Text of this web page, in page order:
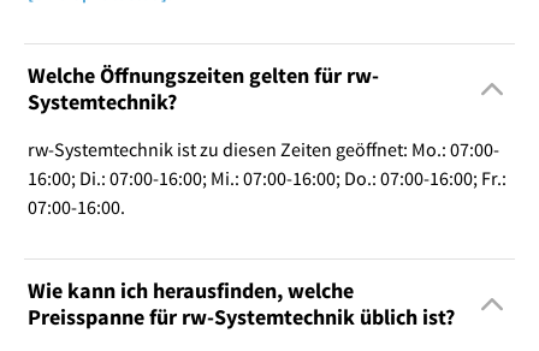
Welche Öffnungszeiten gelten für rw-
Systemtechnik?
rw-Systemtechnik ist zu diesen Zeiten geöffnet: Mo.: 07:00-
16:00; Di.: 07:00-16:00; Mi.: 07:00-16:00; Do.: 07:00-16:00; Fr.:
07:00-16:00.
Wie kann ich herausfinden, welche
Preisspanne für rw-Systemtechnik üblich ist?